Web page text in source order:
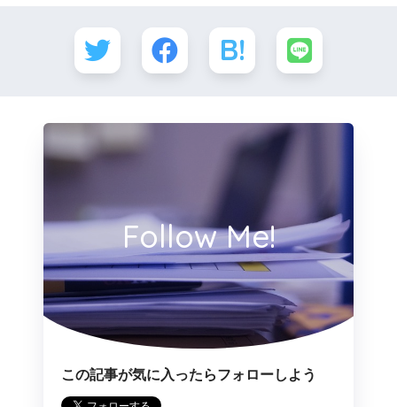
Follow Me!
この記事が気に入ったらフォローしよう